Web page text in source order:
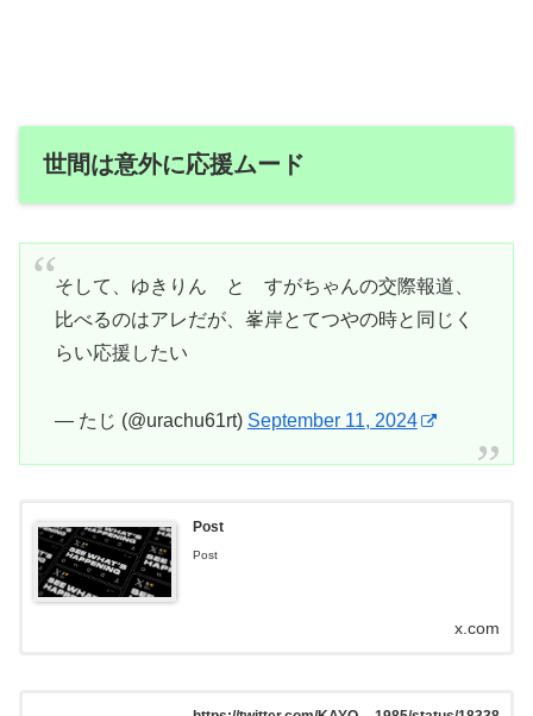
世間は意外に応援ムード
そして、ゆきりん と すがちゃんの交際報道、
比べるのはアレだが、峯岸とてつやの時と同じく
らい応援したい
— たじ (@urachu61rt) September 11, 2024
Post
Post
x.com